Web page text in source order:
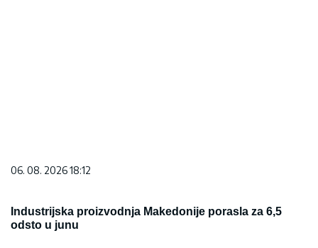
06. 08. 2026 18:12
Industrijska proizvodnja Makedonije porasla za 6,5
odsto u junu